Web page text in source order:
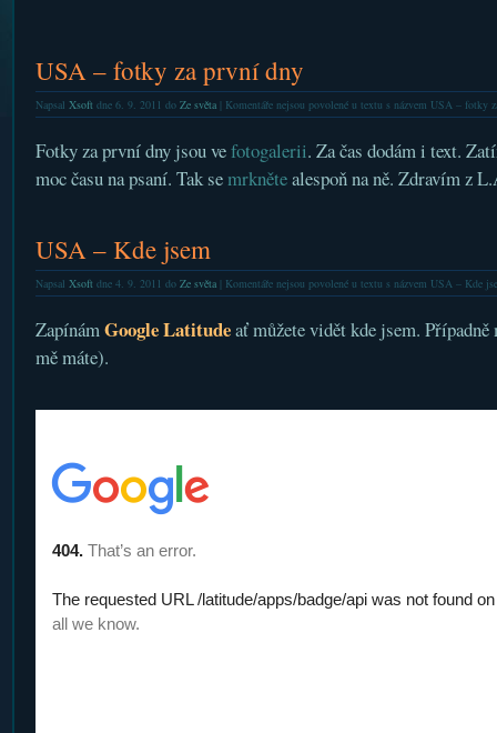
USA – fotky za první dny
Napsal Xsoftdne 6. 9. 2011 do Ze světa| Komentáře nejsou povolenéu textu s názvem USA – fotky
Fotky za první dny jsou vefotogalerii. Za čas dodám i text.
moc času na psaní. Tak semrknětealespoň na ně. Zdravím z
USA – Kde jsem
Napsal Xsoftdne 4. 9. 2011 do Ze světa| Komentáře nejsou povolenéu textu s názvem USA – Kde
ZapínámGoogle Latitudeať můžete vidět kde jsem.
mě máte).